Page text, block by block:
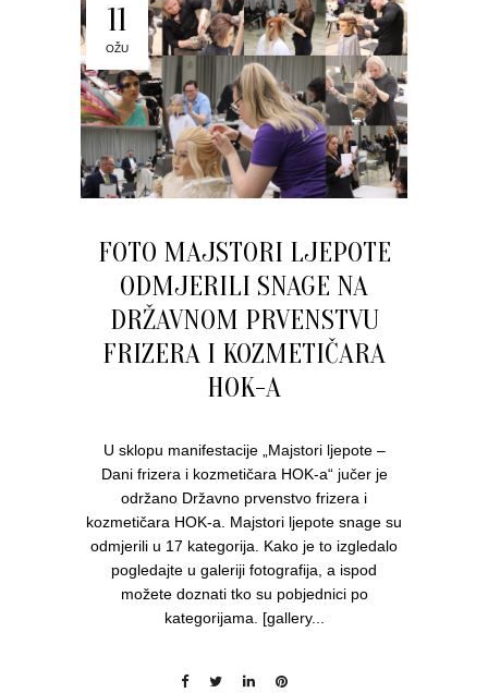
11
OŽU
FOTO MAJSTORI LJEPOTE
ODMJERILI SNAGE NA
DRŽAVNOM PRVENSTVU
FRIZERA I KOZMETIČARA
HOK-A
U sklopu manifestacije „Majstori ljepote –
Dani frizera i kozmetičara HOK-a“ jučer je
održano Državno prvenstvo frizera i
kozmetičara HOK-a. Majstori ljepote snage su
odmjerili u 17 kategorija. Kako je to izgledalo
pogledajte u galeriji fotografija, a ispod
možete doznati tko su pobjednici po
kategorijama. [gallery...